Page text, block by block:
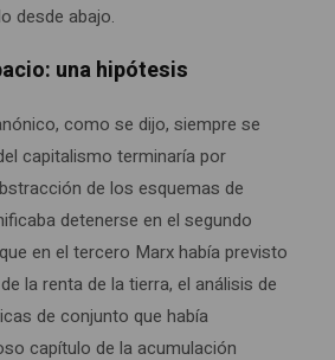
desde abajo.
una hipótesis
como se dijo, siempre se
capitalismo terminaría por
de los esquemas de
detenerse en el segundo
en el tercero Marx había previsto
la renta de la tierra, el análisis de
de conjunto que había
capítulo de la acumulación